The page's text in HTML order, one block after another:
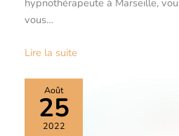
hypnothérapeute à Marseille,
vous…
Lire la suite
Août
25
2022